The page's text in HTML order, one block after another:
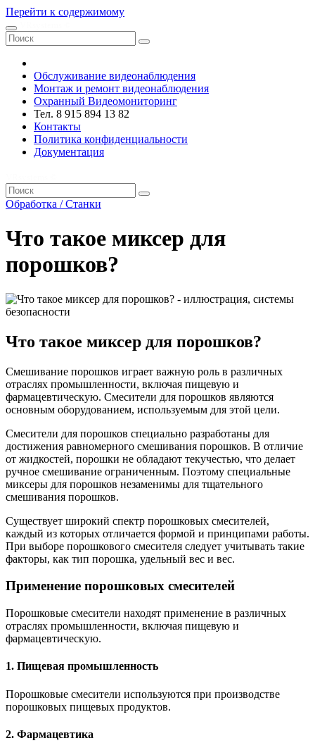
Перейти к содержимому
Обслуживание видеонаблюдения
Монтаж и ремонт видеонаблюдения
Охранный Видеомониторинг
Тел. 8 915 894 13 82
Контакты
Политика конфиденциальности
Документация
Обработка / Станки
Что такое миксер для
порошков?
Что такое миксер для порошков?
Смешивание порошков играет важную роль в различных
отраслях промышленности, включая пищевую и
фармацевтическую. Смесители для порошков являются
основным оборудованием, используемым для этой цели.
Смесители для порошков специально разработаны для
достижения равномерного смешивания порошков. В отличие
от жидкостей, порошки не обладают текучестью, что делает
ручное смешивание ограниченным. Поэтому специальные
миксеры для порошков незаменимы для тщательного
смешивания порошков.
Существует широкий спектр порошковых смесителей,
каждый из которых отличается формой и принципами работы.
При выборе порошкового смесителя следует учитывать такие
факторы, как тип порошка, удельный вес и вес.
Применение порошковых смесителей
Порошковые смесители находят применение в различных
отраслях промышленности, включая пищевую и
фармацевтическую.
1. Пищевая промышленность
Порошковые смесители используются при производстве
порошковых пищевых продуктов.
2. Фармацевтика